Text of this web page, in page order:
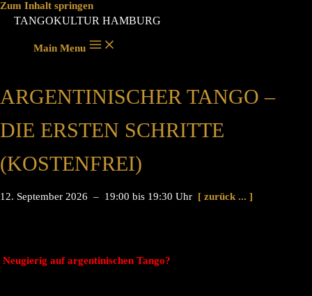
Zum Inhalt springen
TANGOKULTUR HAMBURG
Main Menu
ARGENTINISCHER TANGO –
DIE ERSTEN SCHRITTE
(KOSTENFREI)
12. September 2026 – 19:00 bis 19:30 Uhr [ zurück ... ]
Neugierig auf argentinischen Tango?